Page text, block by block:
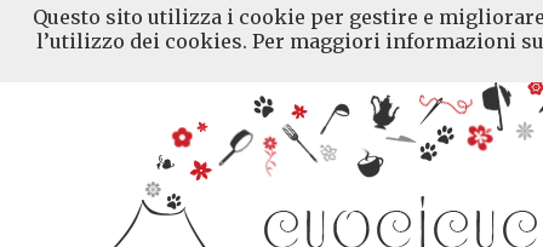
Questo sito utilizza i cookie per gestire e
l’utilizzo dei cookies. Per maggiori informazioni